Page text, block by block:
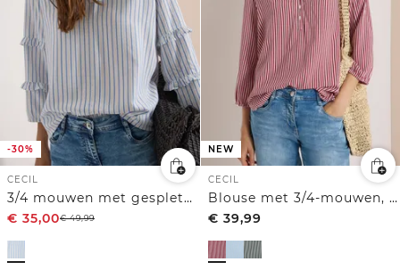
-30%
CECIL
3/4 mouwen met gespleten hals en ruches
€ 35,00€49,99
NEW
CECIL
Blouse met 3/4-mouwen, split in de hals en strepen
€ 39,99